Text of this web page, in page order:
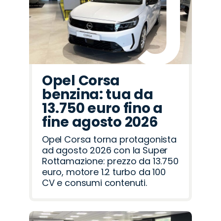
Rover
Romeo
Opel Corsa
benzina: tua da
13.750 euro fino a
fine agosto 2026
Opel Corsa torna protagonista
ad agosto 2026 con la Super
Rottamazione: prezzo da 13.750
euro, motore 1.2 turbo da 100
CV e consumi contenuti.